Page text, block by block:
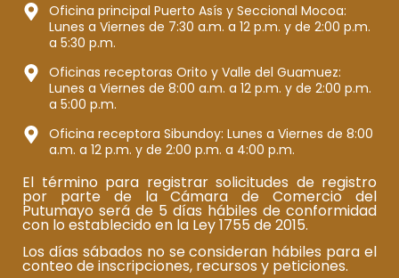
Oficina principal Puerto Asís y Seccional Mocoa:
Lunes a Viernes de 7:30 a.m. a 12 p.m. y de 2:00 p.m.
a 5:30 p.m.
Oficinas receptoras Orito y Valle del Guamuez:
Lunes a Viernes de 8:00 a.m. a 12 p.m. y de 2:00 p.m.
a 5:00 p.m.
Oficina receptora Sibundoy: Lunes a Viernes de 8:00
a.m. a 12 p.m. y de 2:00 p.m. a 4:00 p.m.
El término para registrar solicitudes de registro
por parte de la Cámara de Comercio del
Putumayo será de 5 días hábiles de conformidad
con lo establecido en la Ley 1755 de 2015.
Los días sábados no se consideran hábiles para el
conteo de inscripciones, recursos y peticiones.